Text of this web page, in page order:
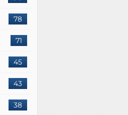
78
71
45
43
38